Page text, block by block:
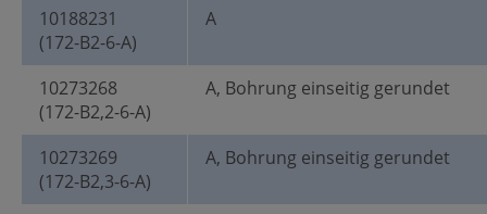
10188231
(172-B2-6-A)
A
10273268
(172-B2,2-6-A)
A, Bohrung einseitig gerundet
10273269
(172-B2,3-6-A)
A, Bohrung einseitig gerundet